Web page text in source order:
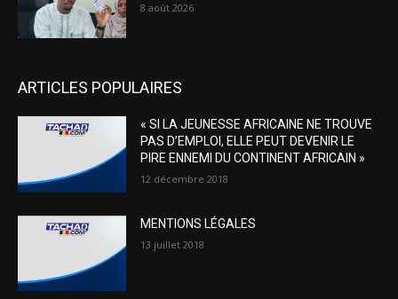
8 août 2026
ARTICLES POPULAIRES
« SI LA JEUNESSE AFRICAINE NE TROUVE
PAS D’EMPLOI, ELLE PEUT DEVENIR LE
PIRE ENNEMI DU CONTINENT AFRICAIN »
12 décembre 2018
MENTIONS LÉGALES
13 juillet 2018